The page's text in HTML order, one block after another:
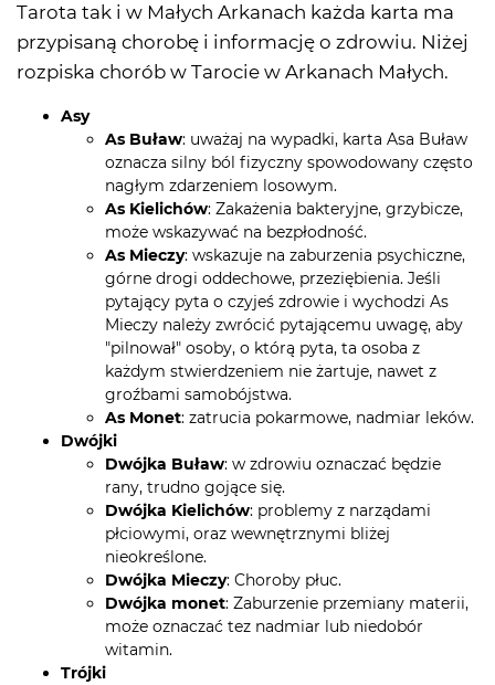
Tarota tak i w Małych Arkanach każda karta ma
przypisaną chorobę i informację o zdrowiu. Niżej
rozpiska chorób w Tarocie w Arkanach Małych.
Asy
As Buław: uważaj na wypadki, karta Asa Buław
oznacza silny ból fizyczny spowodowany często
nagłym zdarzeniem losowym.
As Kielichów: Zakażenia bakteryjne, grzybicze,
może wskazywać na bezpłodność.
As Mieczy: wskazuje na zaburzenia psychiczne,
górne drogi oddechowe, przeziębienia. Jeśli
pytający pyta o czyjeś zdrowie i wychodzi As
Mieczy należy zwrócić pytającemu uwagę, aby
"pilnował" osoby, o którą pyta, ta osoba z
każdym stwierdzeniem nie żartuje, nawet z
groźbami samobójstwa.
As Monet: zatrucia pokarmowe, nadmiar leków.
Dwójki
Dwójka Buław: w zdrowiu oznaczać będzie
rany, trudno gojące się.
Dwójka Kielichów: problemy z narządami
płciowymi, oraz wewnętrznymi bliżej
nieokreślone.
Dwójka Mieczy: Choroby płuc.
Dwójka monet: Zaburzenie przemiany materii,
może oznaczać tez nadmiar lub niedobór
witamin.
Trójki